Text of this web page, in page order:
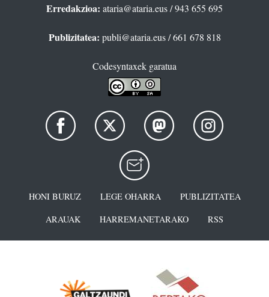
Erredakzioa: ataria@ataria.eus/ 943 655 695
Publizitatea: publi@ataria.eus/ 661 678 818
Codesyntaxek garatua
HONI BURUZ LEGE OHARRA
PUBLIZITATEA
ARAUAK
HARREMANETARAKO RSS